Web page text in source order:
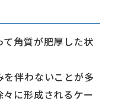
角質が肥厚した状
を伴わないことが多
に形成されるケー